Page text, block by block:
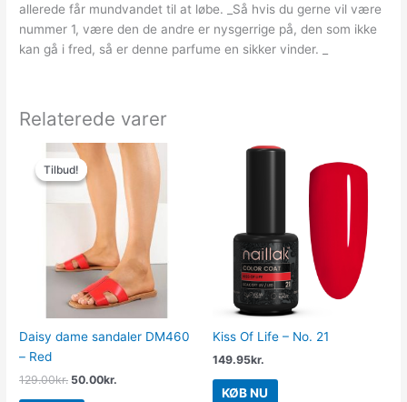
allerede får mundvandet til at løbe. _Så hvis du gerne vil være
nummer 1, være den de andre er nysgerrige på, den som ikke
kan gå i fred, så er denne parfume en sikker vinder. _
Relaterede varer
Tilbud!
Tilbud!
Daisy dame sandaler DM460
– Red
129.00kr.
Den
oprindelige
pris
var:
129.00kr..
50.00kr.
Den
aktuelle
pris
er:
50.00kr..
Kiss Of Life – No. 21
149.95kr.
KØB NU